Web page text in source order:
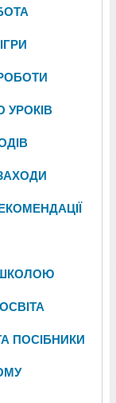
УРОКІВ
ПОСІБНИКИ